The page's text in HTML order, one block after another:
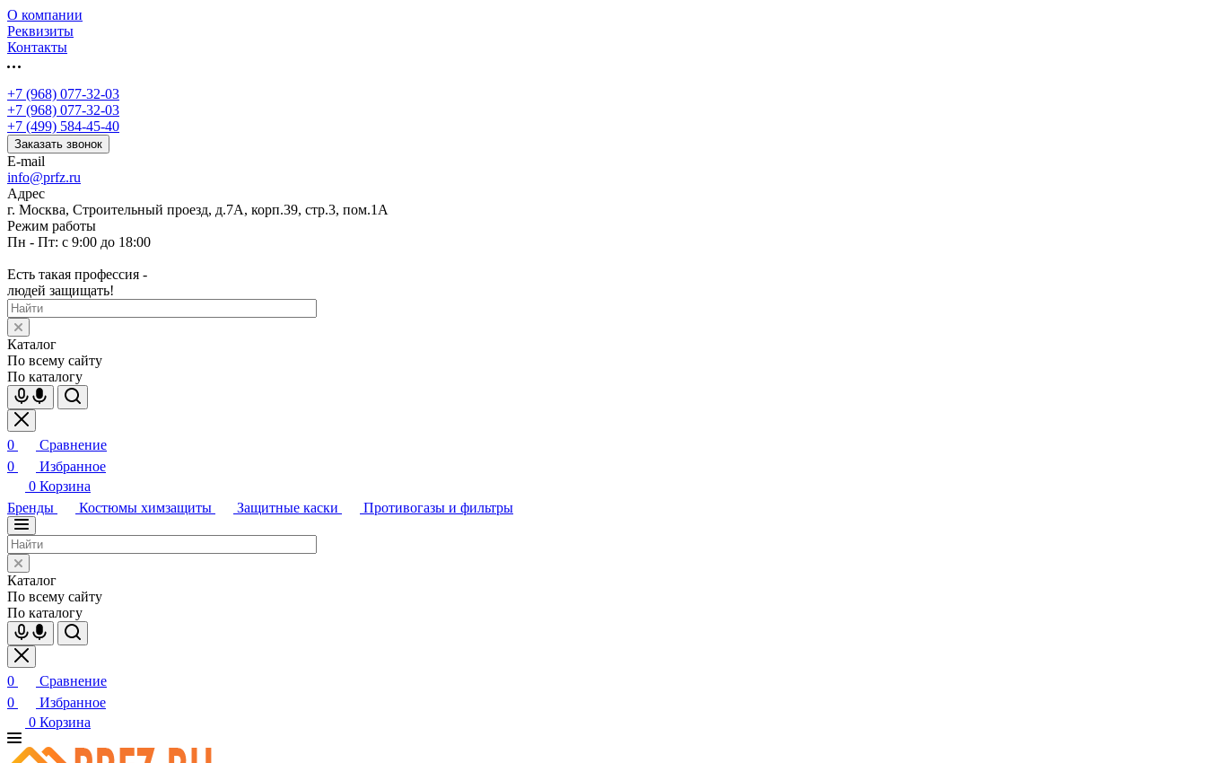
О компании
Реквизиты
Контакты
+7 (968) 077-32-03
+7 (968) 077-32-03
+7 (499) 584-45-40
Заказать звонок
E-mail
info@prfz.ru
Адрес
г. Москва, Строительный проезд, д.7А, корп.39, стр.3, пом.1А
Режим работы
Пн - Пт: с 9:00 до 18:00
Есть такая профессия -
людей защищать!
Каталог
По всему сайту
По каталогу
0
Сравнение
0
Избранное
0 Корзина
Бренды
Костюмы химзащиты Защитные каски Противогазы и фильтры
Каталог
По всему сайту
По каталогу
0
Сравнение
0
Избранное
0 Корзина